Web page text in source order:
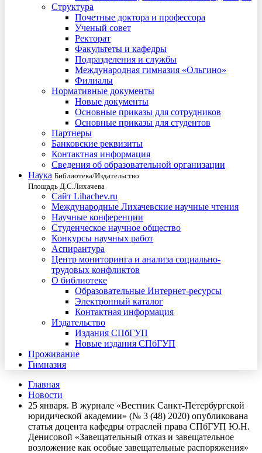
Структура
Почетные доктора и профессора
Ученый совет
Ректорат
Факультеты и кафедры
Подразделения и службы
Международная гимназия «Ольгино»
Филиалы
Нормативные документы
Новые документы
Основные приказы для сотрудников
Основные приказы для студентов
Партнеры
Банковские реквизиты
Контактная информация
Сведения об образовательной организации
Наука Библиотека/Издательство
Площадь Д.С.Лихачева
Сайт Lihachev.ru
Международные Лихачевские научные чтения
Научные конференции
Студенческое научное общество
Конкурсы научных работ
Аспирантура
Центр мониторинга и анализа социально-
трудовых конфликтов
О библиотеке
Образовательные Интернет-ресурсы
Электронный каталог
Контактная информация
Издательство
Издания СПбГУП
Новые издания СПбГУП
Проживание
Гимназия
Главная
Новости
25 января. В журнале «Вестник Санкт-Петербургской
юридической академии» (№ 3 (48) 2020) опубликована
статья доцента кафедры отраслей права СПбГУП Ю.Н.
Денисовой «Завещательный отказ и завещательное
возложение как особые завещательные распоряжения»